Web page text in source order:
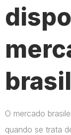
O mercado
quando se trata